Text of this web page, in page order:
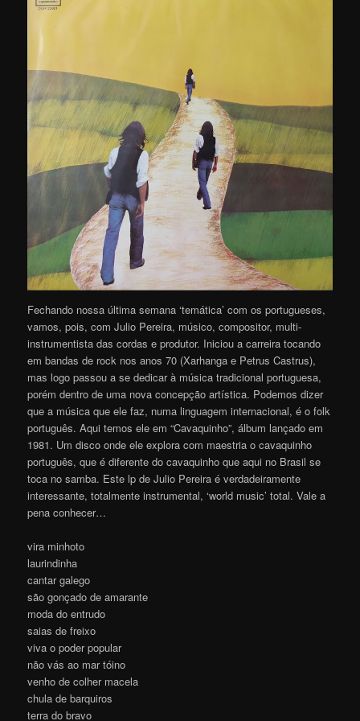
Fechando nossa última semana ‘temática’ com os portugueses,
vamos, pois, com Julio Pereira, músico, compositor, multi-
instrumentista das cordas e produtor. Iniciou a carreira tocando
em bandas de rock nos anos 70 (Xarhanga e Petrus Castrus),
mas logo passou a se dedicar à música tradicional portuguesa,
porém dentro de uma nova concepção artística. Podemos dizer
que a música que ele faz, numa linguagem internacional, é o folk
português. Aqui temos ele em “Cavaquinho”, álbum lançado em
1981. Um disco onde ele explora com maestria o cavaquinho
português, que é diferente do cavaquinho que aqui no Brasil se
toca no samba. Este lp de Julio Pereira é verdadeiramente
interessante, totalmente instrumental, ‘world music’ total. Vale a
pena conhecer…
vira minhoto
laurindinha
cantar galego
são gonçado de amarante
moda do entrudo
saias de freixo
viva o poder popular
não vás ao mar tóino
venho de colher macela
chula de barquiros
terra do bravo